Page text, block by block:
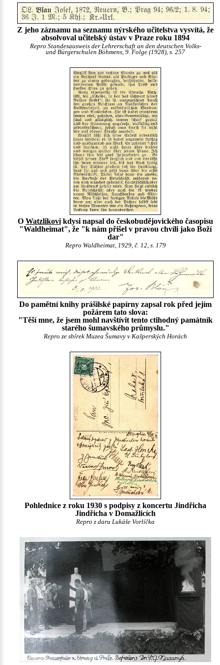
Z jeho záznamu na seznamu nýrského učitelstva vysvítá, že
absolvoval učitelský ústav v Praze roku 1894
Repro Standesausweis der Lehrerschaft an den deutschen Volks-
und Bürgerschulen Böhmens, 9. Folge (1928), s. 257
O Watzlikovi kdysi napsal do českobudějovického časopisu
"Waldheimat", že "k nám přišel v pravou chvíli jako Boží
dar"
Repro Waldheimat, 1929, č. 12, s. 179
Do pamětní knihy prášilské papírny zapsal rok před jejím
požárem tato slova:
"Těší mne, že jsem mohl navštívit tento ctihodný památník
starého šumavského průmyslu."
Repro ze sbírek Muzea Šumavy v Kašperských Horách
Pohlednice z roku 1930 s podpisy z koncertu Jindřicha
Jindřicha v Domažlicích
Repro z daru Lukáše Vorlíčka